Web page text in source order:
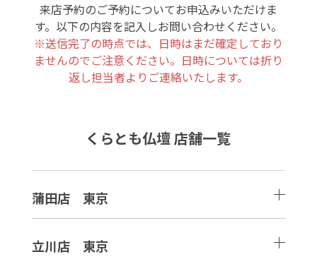
来店予約のご予約についてお申込みいただけま
す。以下の内容を記入しお問い合わせください。
※送信完了の時点では、日時はまだ確定しており
ませんのでご注意ください。日時については折り
返し担当者よりご連絡いたします。
くらとも仏壇 店舗一覧
蒲田店 東京
立川店 東京